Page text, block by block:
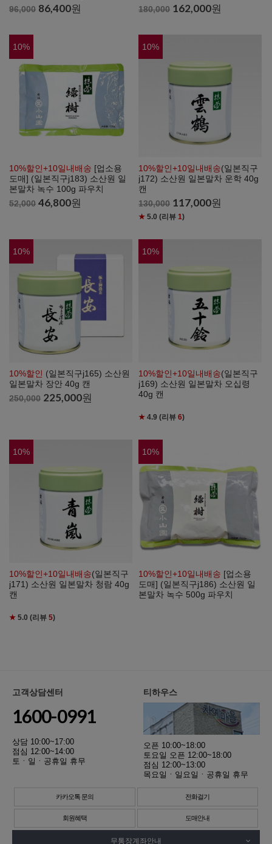
96,000 86,400원
180,000 162,000원
10%
10%할인+10일내배송 [업소용
도매] (일본직구j183) 소산원 일
본말차 녹수 100g 파우치
52,000 46,800원
10%
10%할인+10일내배송(일본직구
j172) 소산원 일본말차 운학 40g
캔
130,000 117,000원
★ 5.0 (리뷰1)
10%
10%할인 (일본직구j165) 소산원
일본말차 장안 40g 캔
250,000 225,000원
10%
10%할인+10일내배송(일본직구
j169) 소산원 일본말차 오십령
40g 캔
★ 4.9 (리뷰6)
10%
10%할인+10일내배송(일본직구
j171) 소산원 일본말차 청람 40g
캔
★ 5.0 (리뷰 5)
10%
10%할인+10일내배송 [업소용
도매] (일본직구j186) 소산원 일
본말차 녹수 500g 파우치
고객상담센터
1600-0991
상담 10:00~17:00
점심 12:00~14:00
토ㆍ일ㆍ공휴일 휴무
티하우스
오픈 10:00~18:00
토요일 오픈 12:00~18:00
점심 12:00~13:00
목요일ㆍ일요일ㆍ공휴일 휴무
카카오톡 문의 전화걸기
회원혜택 도매안내
무통장계좌안내